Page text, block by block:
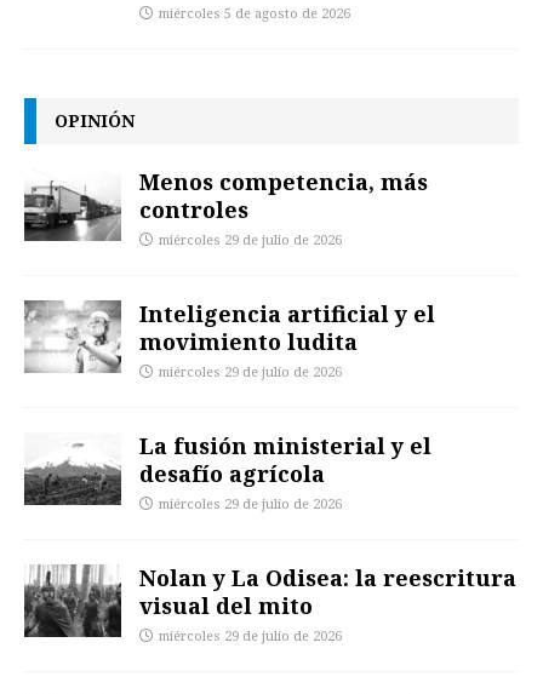
miércoles 5 de agosto de 2026
OPINIÓN
Menos competencia, más
controles
miércoles 29 de julio de 2026
Inteligencia artificial y el
movimiento ludita
miércoles 29 de julio de 2026
La fusión ministerial y el
desafío agrícola
miércoles 29 de julio de 2026
Nolan y La Odisea: la reescritura
visual del mito
miércoles 29 de julio de 2026